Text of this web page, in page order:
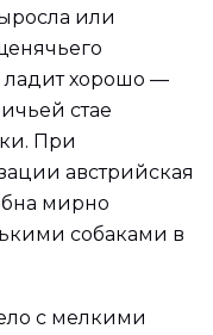
или
ладит хорошо —
стае
При
австрийская
мирно
собаками в
с мелкими